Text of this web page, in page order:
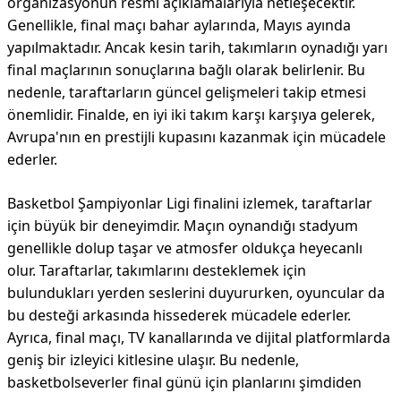
Genellikle, final maçı bahar aylarında, Mayıs ayında
yapılmaktadır. Ancak kesin tarih, takımların oynadığı yarı
final maçlarının sonuçlarına bağlı olarak belirlenir. Bu
nedenle, taraftarların güncel gelişmeleri takip etmesi
önemlidir. Finalde, en iyi iki takım karşı karşıya gelerek,
Avrupa'nın en prestijli kupasını kazanmak için mücadele
ederler.
Basketbol Şampiyonlar Ligi finalini izlemek, taraftarlar
için büyük bir deneyimdir. Maçın oynandığı stadyum
genellikle dolup taşar ve atmosfer oldukça heyecanlı
olur. Taraftarlar, takımlarını desteklemek için
bulundukları yerden seslerini duyururken, oyuncular da
bu desteği arkasında hissederek mücadele ederler.
Ayrıca, final maçı, TV kanallarında ve dijital platformlarda
geniş bir izleyici kitlesine ulaşır. Bu nedenle,
basketbolseverler final günü için planlarını şimdiden